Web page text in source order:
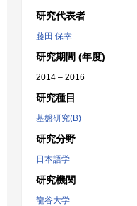
研究代表者
藤田 保幸
研究期間 (年度)
2014 – 2016
研究種目
基盤研究(B)
研究分野
日本語学
研究機関
龍谷大学